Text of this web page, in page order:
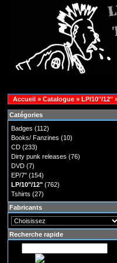
Accueil »Catalogue »LP/10"/12"
Catégories
Badges (112)
Books/ Fanzines (10)
CD (233)
Dirty punk releases (76)
DVD (7)
EP/7" (154)
LP/10"/12" (762)
Tshirts (27)
Fabricants
Recherche rapide